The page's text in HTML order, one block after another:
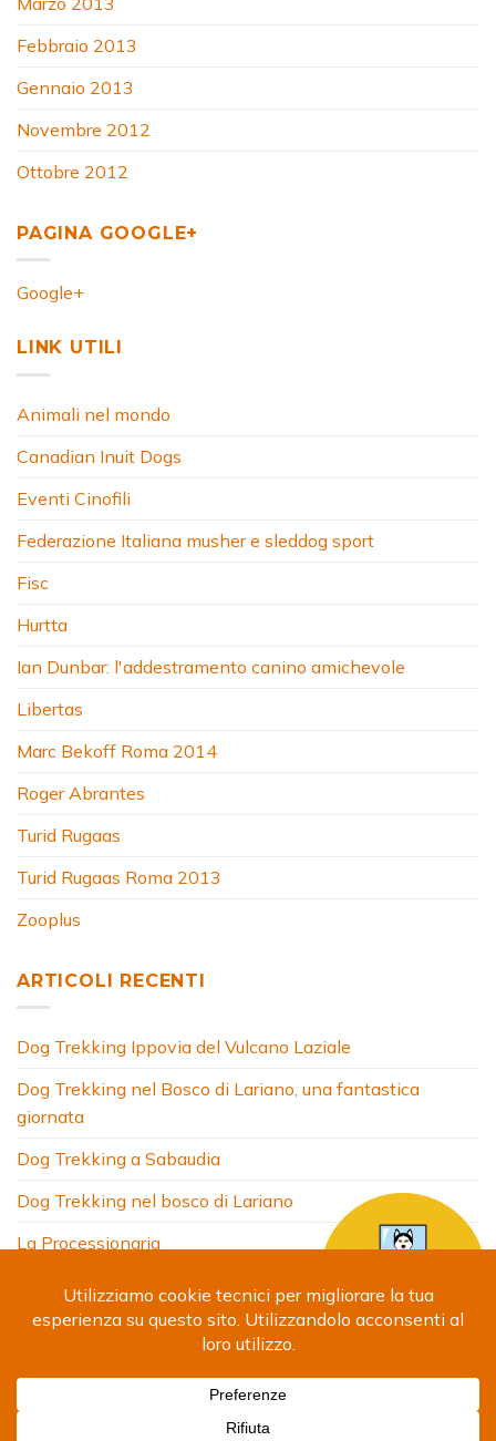
Febbraio 2013
Gennaio 2013
Novembre 2012
Ottobre 2012
PAGINA GOOGLE+
Google+
LINK UTILI
Animali nel mondo
Canadian Inuit Dogs
Eventi Cinofili
Federazione Italiana musher e sleddog sport
Fisc
Hurtta
Ian Dunbar: l'addestramento canino amichevole
Libertas
Marc Bekoff Roma 2014
Roger Abrantes
Turid Rugaas
Turid Rugaas Roma 2013
Zooplus
ARTICOLI RECENTI
Dog Trekking Ippovia del Vulcano Laziale
Dog Trekking nel Bosco di Lariano, una fantastica
giornata
Dog Trekking a Sabaudia
Dog Trekking nel bosco di Lariano
La Processionaria
COSA FACCIO
SITI AMICI
CONTATTI
Copyright 2024 © Debora Segna. Designed by